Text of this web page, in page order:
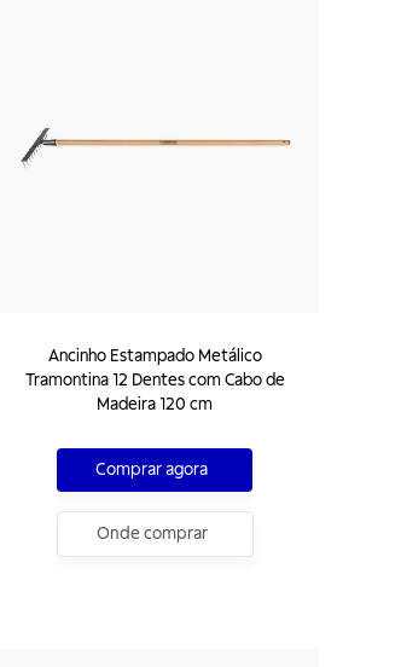
Ancinho Estampado Metálico
Tramontina 12 Dentes com Cabo de
Madeira 120 cm
Comprar agora
Onde comprar